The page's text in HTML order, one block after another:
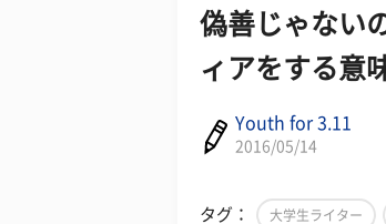
偽善じゃない
ィアをする意
Youth for 3.11
2016/05/14
タグ： 大学生ライター